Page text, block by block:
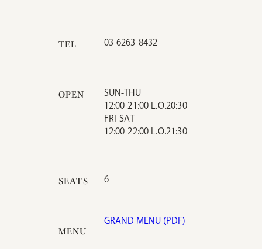
TEL 03-6263-8432
OPEN
SUN-THU
12:00-21:00 L.O.20:30
FRI-SAT
12:00-22:00 L.O.21:30
SEATS 6
MENU
GRAND MENU (PDF)